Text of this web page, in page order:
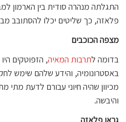
התגלתה מנהרה סודית בין הארמון
פלאזה, כך שליטים יכלו להסתובב
מצפה הכוכבים
בדומה לתרבות המאיה, הזפוטקים
באסטרונומיה, והידע שלהם שימש
מכיוון שהיה חיוני עבורם לדעת מתי
והיבשה.